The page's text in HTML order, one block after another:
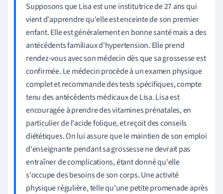
Supposons que Lisa est une institutrice de 27 ans qui
vient d'apprendre qu'elle est enceinte de son premier
enfant. Elle est généralement en bonne santé mais a des
antécédents familiaux d'hypertension. Elle prend
rendez-vous avec son médecin dès que sa grossesse est
confirmée. Le médecin procède à un examen physique
complet et recommande des tests spécifiques, compte
tenu des antécédents médicaux de Lisa. Lisa est
encouragée à prendre des vitamines prénatales, en
particulier de l'acide folique, et reçoit des conseils
diététiques. On lui assure que le maintien de son emploi
d'enseignante pendant sa grossesse ne devrait pas
entraîner de complications, étant donné qu'elle
s'occupe des besoins de son corps. Une activité
physique régulière, telle qu'une petite promenade après